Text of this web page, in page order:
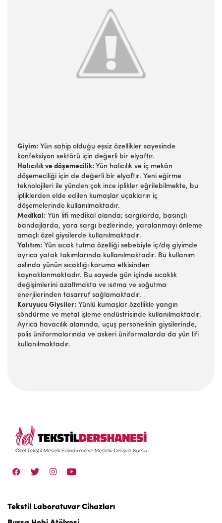
Giyim: Yün sahip olduğu eşsiz özellikler sayesinde
konfeksiyon sektörü için değerli bir elyaftır.
Halıcılık ve döşemecilik: Yün halıcılık ve iç mekân
döşemeciliği için de değerli bir elyaftır. Yeni eğirme
teknolojileri ile yünden çok ince iplikler eğrilebilmekte, bu
ipliklerden elde edilen kumaşlar uçakların iç
döşemelerinde kullanılmaktadır.
Medikal: Yün lifi medikal alanda; sargılarda, basınçlı
bandajlarda, yara sargı bezlerinde, yaralanmayı önleme
amaçlı özel giysilerde kullanılmaktadır.
Yalıtım: Yün sıcak tutma özelliği sebebiyle iç/dış giyimde
ayrıca yatak takımlarında kullanılmaktadır. Bu kullanım
aslında yünün sıcaklığı koruma etkisinden
kaynaklanmaktadır. Bu sayede gün içinde sıcaklık
değişimlerini azaltmakta ve ısıtma ve soğutma
enerjilerinden tasarruf sağlamaktadır.
Koruyucu Giysiler: Yünlü kumaşlar özellikle yangın
söndürme ve metal işleme endüstrisinde kullanılmaktadır.
Ayrıca havacılık alanında, uçuş personelinin giysilerinde,
polis üniformalarında ve askeri üniformalarda da yün lifi
kullanılmaktadır.
Tekstil Laboratuvar Cihazları